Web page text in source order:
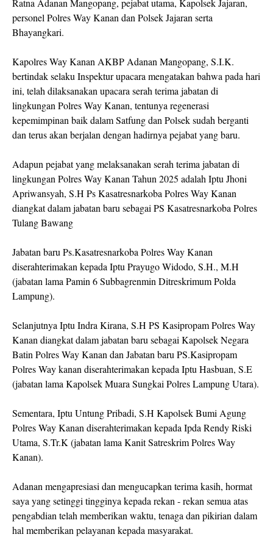
Ratna Adanan Mangopang, pejabat utama, Kapolsek Jajaran,
personel Polres Way Kanan dan Polsek Jajaran serta
Bhayangkari.
Kapolres Way Kanan AKBP Adanan Mangopang, S.I.K.
bertindak selaku Inspektur upacara mengatakan bahwa pada hari
ini, telah dilaksanakan upacara serah terima jabatan di
lingkungan Polres Way Kanan, tentunya regenerasi
kepemimpinan baik dalam Satfung dan Polsek sudah berganti
dan terus akan berjalan dengan hadirnya pejabat yang baru.
Adapun pejabat yang melaksanakan serah terima jabatan di
lingkungan Polres Way Kanan Tahun 2025 adalah Iptu Jhoni
Apriwansyah, S.H Ps Kasatresnarkoba Polres Way Kanan
diangkat dalam jabatan baru sebagai PS Kasatresnarkoba Polres
Tulang Bawang
Jabatan baru Ps.Kasatresnarkoba Polres Way Kanan
diserahterimakan kepada Iptu Prayugo Widodo, S.H., M.H
(jabatan lama Pamin 6 Subbagrenmin Ditreskrimum Polda
Lampung).
Selanjutnya Iptu Indra Kirana, S.H PS Kasipropam Polres Way
Kanan diangkat dalam jabatan baru sebagai Kapolsek Negara
Batin Polres Way Kanan dan Jabatan baru PS.Kasipropam
Polres Way kanan diserahterimakan kepada ⁠Iptu Hasbuan, S.E
(jabatan lama Kapolsek Muara Sungkai Polres Lampung Utara).
⁠Sementara, Iptu Untung Pribadi, S.H Kapolsek Bumi Agung
Polres Way Kanan diserahterimakan kepada ⁠Ipda Rendy Riski
Utama, S.Tr.K (jabatan lama Kanit Satreskrim Polres Way
Kanan).
Adanan mengapresiasi dan mengucapkan terima kasih, hormat
saya yang setinggi tingginya kepada rekan - rekan semua atas
pengabdian telah memberikan waktu, tenaga dan pikirian dalam
hal memberikan pelayanan kepada masyarakat.